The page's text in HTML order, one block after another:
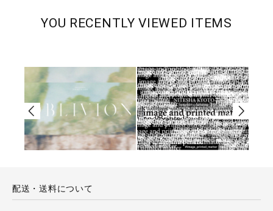
YOU RECENTLY VIEWED ITEMS
配送・送料について